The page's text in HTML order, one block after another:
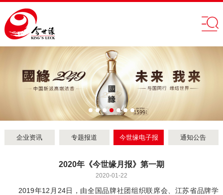
企业资讯 专题报道 今世缘电子报 通知公告
2020年《今世缘月报》第一期
2020-01-22
2019年12月24日，由全国品牌社团组织联席会、江苏省品牌学